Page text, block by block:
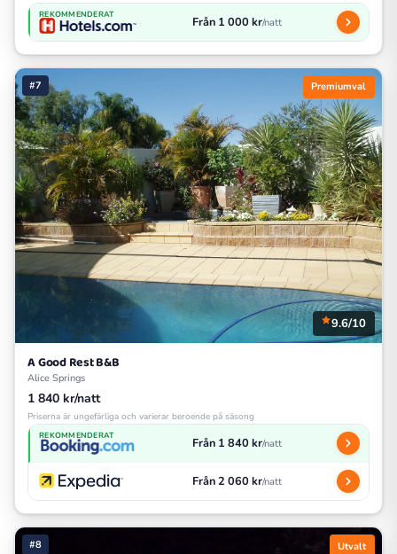
REKOMMENDERAT Från 1 000 kr/natt
#7 Premiumval
9.6/10
A Good Rest B&B
Alice Springs
1 840 kr/natt
Priserna är ungefärliga och varierar beroende på säsong
REKOMMENDERAT Från 1 840 kr/natt
Från 2 060 kr/natt
#8 Utvalt